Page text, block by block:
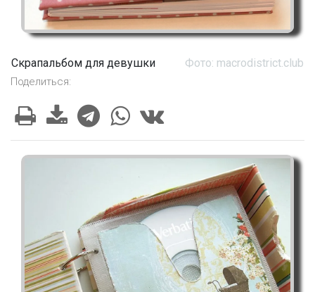
Скрапальбом для девушки Фото: macrodistrict.club
Поделиться: